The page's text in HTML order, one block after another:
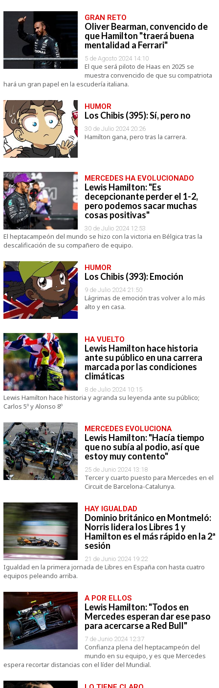
GRAN RETO
Oliver Bearman, convencido de
que Hamilton "traerá buena
mentalidad a Ferrari"
5 de Agosto 2024 14:10
El que será piloto de Haas en 2025 se
muestra convencido de que su compatriota
hará un gran papel en la escudería italiana.
HUMOR
Los Chibis (395): Sí, pero no
30 de Julio 2024 20:26
Hamilton gana, pero tras la carrera.
MERCEDES HA EVOLUCIONADO
Lewis Hamilton: "Es
decepcionante perder el 1-2,
pero podemos sacar muchas
cosas positivas"
30 de Julio 2024 12:53
El heptacampeón del mundo se hizo con la victoria en Bélgica tras la
descalificación de su compañero de equipo.
HUMOR
Los Chibis (393): Emoción
9 de Julio 2024 21:50
Lágrimas de emoción tras volver a lo más
alto y en casa.
HA VUELTO
Lewis Hamilton hace historia
ante su público en una carrera
marcada por las condiciones
climáticas
8 de Julio 2024 10:15
Lewis Hamilton hace historia y agranda su leyenda ante su público;
Carlos 5º y Alonso 8º
MERCEDES EVOLUCIONA
Lewis Hamilton: "Hacía tiempo
que no subía al podio, así que
estoy muy contento"
25 de Junio 2024 13:18
Tercer y cuarto puesto para Mercedes en el
Circuit de Barcelona-Catalunya.
HAY IGUALDAD
Dominio británico en Montmeló:
Norris lidera los Libres 1 y
Hamilton es el más rápido en la 2ª
sesión
21 de Junio 2024 19:22
Igualdad en la primera jornada de Libres en España con hasta cuatro
equipos peleando arriba.
A POR ELLOS
Lewis Hamilton: "Todos en
Mercedes esperan dar ese paso
para acercarse a Red Bull"
7 de Junio 2024 12:37
Confianza plena del heptacampeón del
mundo en su equipo, y es que Mercedes
espera recortar distancias con el líder del Mundial.